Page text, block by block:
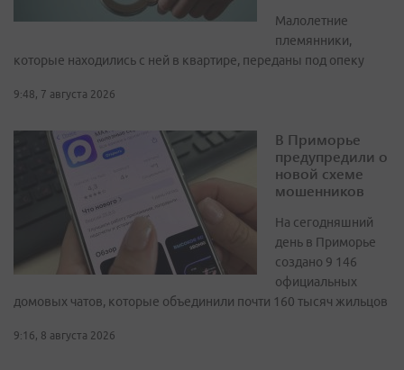
Малолетние
племянники,
которые находились с ней в квартире, переданы под опеку
9:48, 7 августа 2026
В Приморье
предупредили о
новой схеме
мошенников
На сегодняшний
день в Приморье
создано 9 146
официальных
домовых чатов, которые объединили почти 160 тысяч жильцов
9:16, 8 августа 2026